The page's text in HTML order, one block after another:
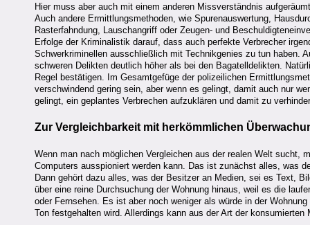
Hier muss aber auch mit einem anderen Missverständnis
Auch andere Ermittlungsmethoden, wie Spurenauswertung,
Rasterfahndung, Lauschangriff oder Zeugen- und
Erfolge der Kriminalistik darauf, dass auch perfekte Verbrecher
Schwerkriminellen ausschließlich mit Technikgenies zu tun haben.
schweren Delikten deutlich höher als bei den Bagatelldelikten.
Regel bestätigen. Im Gesamtgefüge der polizeilichen
verschwindend gering sein, aber wenn es gelingt, damit auch nur
gelingt, ein geplantes Verbrechen aufzuklären und damit zu
Zur Vergleichbarkeit mit herkömmlichen
Wenn man nach möglichen Vergleichen aus der realen Welt sucht,
Computers ausspioniert werden kann. Das ist zunächst alles, was
Dann gehört dazu alles, was der Besitzer an Medien, sei es Text,
über eine reine Durchsuchung der Wohnung hinaus, weil es die
oder Fernsehen. Es ist aber noch weniger als würde in der
Ton festgehalten wird. Allerdings kann aus der Art der